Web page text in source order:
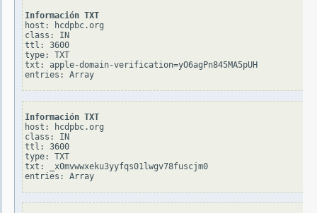
Información TXT
host: hcdpbc.org
class: IN
ttl: 3600
type: TXT
txt: apple-domain-verification=yO6agPn845MA5pUH
Información TXT
host: hcdpbc.org
class: IN
ttl: 3600
type: TXT
txt: _x0mvwwxeku3yyfqs01lwgv78fuscjm0